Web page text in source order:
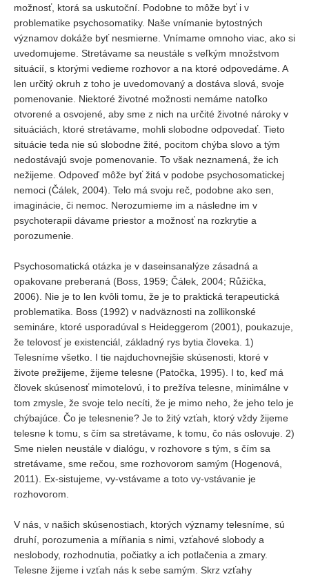
možnosť, ktorá sa uskutoční. Podobne to môže byť i v
problematike psychosomatiky. Naše vnímanie bytostných
významov dokáže byť nesmierne. Vnímame omnoho viac, ako si
uvedomujeme. Stretávame sa neustále s veľkým množstvom
situácií, s ktorými vedieme rozhovor a na ktoré odpovedáme. A
len určitý okruh z toho je uvedomovaný a dostáva slová, svoje
pomenovanie. Niektoré životné možnosti nemáme natoľko
otvorené a osvojené, aby sme z nich na určité životné nároky v
situáciách, ktoré stretávame, mohli slobodne odpovedať. Tieto
situácie teda nie sú slobodne žité, pocitom chýba slovo a tým
nedostávajú svoje pomenovanie. To však neznamená, že ich
nežijeme. Odpoveď môže byť žitá v podobe psychosomatickej
nemoci (Čálek, 2004). Telo má svoju reč, podobne ako sen,
imaginácie, či nemoc. Nerozumieme im a následne im v
psychoterapii dávame priestor a možnosť na rozkrytie a
porozumenie.
Psychosomatická otázka je v daseinsanalýze zásadná a
opakovane preberaná (Boss, 1959; Čálek, 2004; Růžička,
2006). Nie je to len kvôli tomu, že je to praktická terapeutická
problematika. Boss (1992) v nadväznosti na zollikonské
semináre, ktoré usporadúval s Heideggerom (2001), poukazuje,
že telovosť je existenciál, základný rys bytia človeka. 1)
Telesníme všetko. I tie najduchovnejšie skúsenosti, ktoré v
živote prežijeme, žijeme telesne (Patočka, 1995). I to, keď má
človek skúsenosť mimotelovú, i to prežíva telesne, minimálne v
tom zmysle, že svoje telo necíti, že je mimo neho, že jeho telo je
chýbajúce. Čo je telesnenie? Je to žitý vzťah, ktorý vždy žijeme
telesne k tomu, s čím sa stretávame, k tomu, čo nás oslovuje. 2)
Sme nielen neustále v dialógu, v rozhovore s tým, s čím sa
stretávame, sme rečou, sme rozhovorom samým (Hogenová,
2011). Ex-sistujeme, vy-vstávame a toto vy-vstávanie je
rozhovorom.
V nás, v našich skúsenostiach, ktorých významy telesníme, sú
druhí, porozumenia a míňania s nimi, vzťahové slobody a
neslobody, rozhodnutia, počiatky a ich potlačenia a zmary.
Telesne žijeme i vzťah nás k sebe samým. Skrz vzťahy